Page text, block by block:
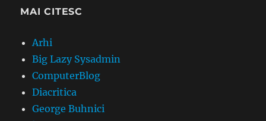
MAI CITESC
Arhi
Big Lazy Sysadmin
ComputerBlog
Diacritica
George Buhnici